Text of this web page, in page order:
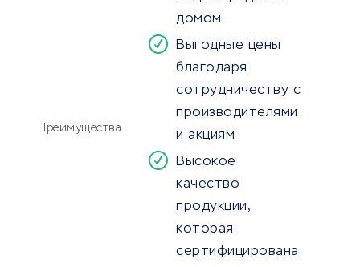
Преимущества
домом
Выгодные цены
благодаря
сотрудничеству с
производителями
и акциям
Высокое
качество
продукции,
которая
сертифицирована